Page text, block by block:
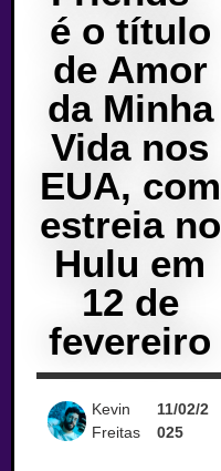
é o título
de Amor
da Minha
Vida nos
EUA, com
estreia no
Hulu em
12 de
fevereiro
Kevin
Freitas
11/02/2
025